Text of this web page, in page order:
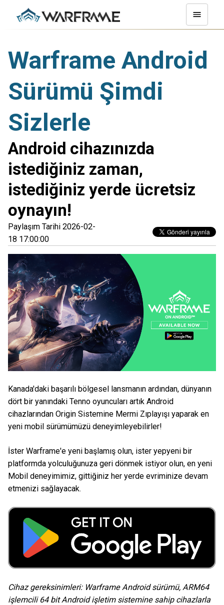
Warframe Android
Sürümü Şimdi
Sizlerle
Android cihazınızda
istediğiniz zaman,
istediğiniz yerde ücretsiz
oynayın!
Paylaşım Tarihi 2026-02-
18 17:00:00
Kanada'daki başarılı bölgesel lansmanın ardından, dünyanın
dört bir yanındaki Tenno oyuncuları artık Android
cihazlarından Origin Sistemine Mermi Zıplayışı yaparak en
yeni mobil sürümümüzü deneyimleyebilirler!
İster Warframe'e yeni başlamış olun, ister yepyeni bir
platformda yolculuğunuza geri dönmek istiyor olun, en yeni
Mobil deneyimimiz, gittiğiniz her yerde evriminize devam
etmenizi sağlayacak.
Cihaz gereksinimleri: Warframe Android sürümü, ARM64
işlemcili 64 bit Android işletim sistemine sahip cihazlarla